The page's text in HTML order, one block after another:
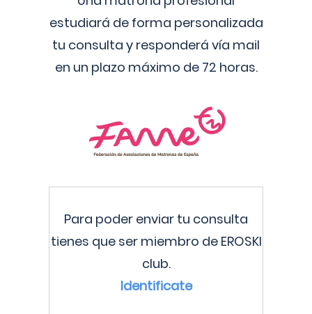
estudiará de forma personalizada
tu consulta y responderá vía mail
en un plazo máximo de 72 horas.
Para poder enviar tu consulta
tienes que ser miembro de EROSKI
club.
Identificate